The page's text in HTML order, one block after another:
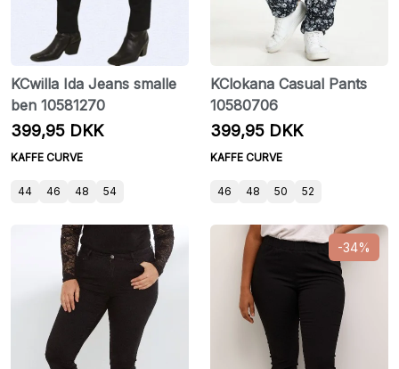
KCwilla Ida Jeans smalle
ben 10581270
399,95 DKK
KAFFE CURVE
44 46 48 54
KClokana Casual Pants
10580706
399,95 DKK
KAFFE CURVE
46 48 50 52
-34%